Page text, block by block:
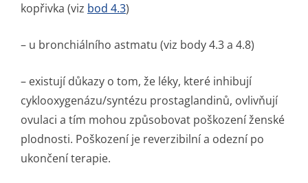
kopřivka (viz bod 4.3)
– u bronchiálního astmatu (viz body 4.3 a 4.8)
– existují důkazy o tom, že léky, které inhibují
cyklooxygenázu/syn­tézu prostaglandinů, ovlivňují
ovulaci a tím mohou způsobovat poškození ženské
plodnosti. Poškození je reverzibilní a odezní po
ukončení terapie.